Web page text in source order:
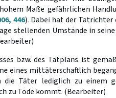
Maße gefährlichen
446). Dabei hat der
stellenden Umstände in
bzw. des Tatplans ist
eines mittäterschaftlich
die Täter lediglich zu einem
zu Tode kommt. (Bearbeiter)